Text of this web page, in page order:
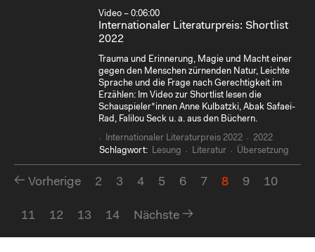
Video – 0:06:00
Internationaler Literaturpreis: Shortlist
2022
Trauma und Erinnerung, Magie und Macht einer
gegen den Menschen zürnenden Natur, Leichte
Sprache und die Frage nach Gerechtigkeit im
Erzählen: Im Video zur Shortlist lesen die
Schauspieler*innen Anne Kulbatzki, Abak Safaei-
Rad, Falilou Seck u. a. aus den Büchern.
Internationaler Literaturpreis 2022
2022
Schlagwort:
Lesung Literatur Übersetzung
Vorherige 2 3 4 5 6 7 8 9 10
11 12 13 14 Nächste